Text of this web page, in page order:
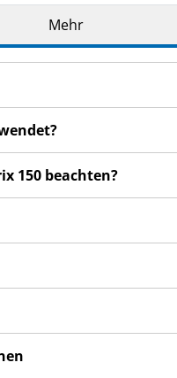
Geben Sie
Sie sich an Ihren
die nicht in dieser
Mehr
150 beachten?